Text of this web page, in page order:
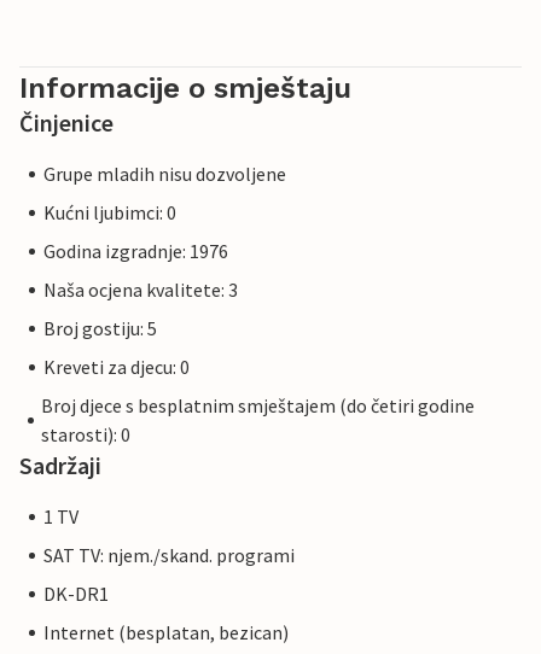
Informacije o smještaju
Činjenice
Grupe mladih nisu dozvoljene
Kućni ljubimci: 0
Godina izgradnje: 1976
Naša ocjena kvalitete: 3
Broj gostiju: 5
Kreveti za djecu: 0
Broj djece s besplatnim smještajem (do četiri godine
starosti): 0
Sadržaji
1 TV
SAT TV: njem./skand. programi
DK-DR1
Internet (besplatan, bezican)